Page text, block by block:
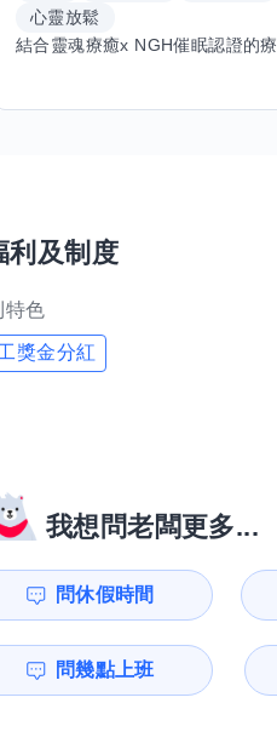
心靈放鬆
利及制度
特色
獎金分紅
我想問老闆更多...
問休假時間
問幾點上班